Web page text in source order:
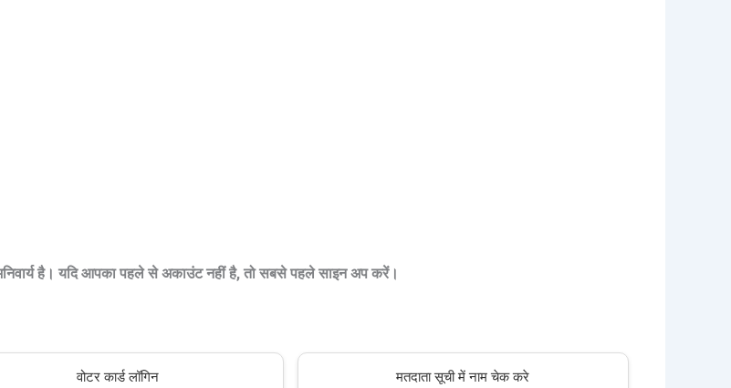
है। यदि आपका पहले से अकाउंट नहीं है, तो सबसे पहले साइन अप करें।
वोटर कार्ड लॉगिन मतदाता सूची में नाम चेक करे